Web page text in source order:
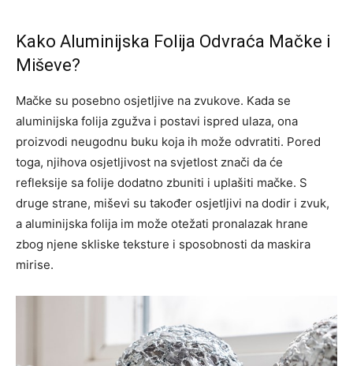
Kako Aluminijska Folija Odvraća Mačke i
Miševe?
Mačke su posebno osjetljive na zvukove. Kada se
aluminijska folija zgužva i postavi ispred ulaza, ona
proizvodi neugodnu buku koja ih može odvratiti. Pored
toga, njihova osjetljivost na svjetlost znači da će
refleksije sa folije dodatno zbuniti i uplašiti mačke. S
druge strane, miševi su također osjetljivi na dodir i zvuk,
a aluminijska folija im može otežati pronalazak hrane
zbog njene skliske teksture i sposobnosti da maskira
mirise.